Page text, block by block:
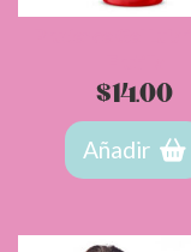
$14.00
Añadir